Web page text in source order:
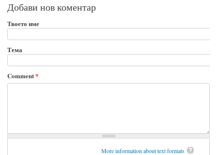
Добави нов коментар
Твоето име
Тема
Comment*
More information about text formats